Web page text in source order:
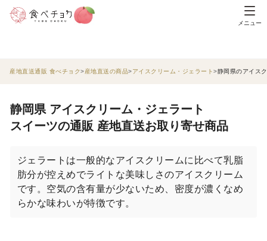
メニュー
産地直送通販 食べチョク 産地直送の商品 アイスクリーム・ジェラート 静岡県のアイス
静岡県 アイスクリーム・ジェラート
スイーツの通販 産地直送お取り寄せ商品
ジェラートは一般的なアイスクリームに比べて乳脂
肪分が控えめでライトな美味しさのアイスクリーム
です。空気の含有量が少ないため、密度が濃くなめ
らかな味わいが特徴です。